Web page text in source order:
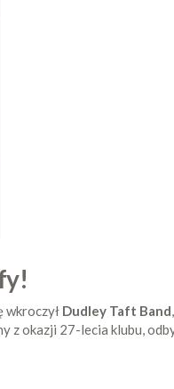
wkroczył Dudley Taft Band
z okazji 27-lecia klubu,